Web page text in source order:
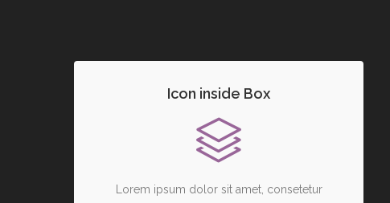
Icon inside Box
Lorem ipsum dolor sit amet, consetetur